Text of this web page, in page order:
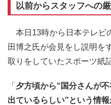
以前からスタッフへの
本日13時から日本テレビ
田博之氏が会見をし説明を
取りをしていたスポーツ紙
「 夕方頃から“国分さんが
出ているらしい”という情